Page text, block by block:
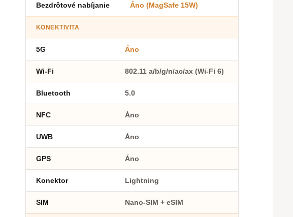
Bezdrôtové nabíjanie Áno (MagSafe 15W)
KONEKTIVITA
5G Áno
Wi-Fi 802.11 a/b/g/n/ac/ax (Wi-Fi 6)
Bluetooth 5.0
NFC Áno
UWB Áno
GPS Áno
Konektor Lightning
SIM Nano-SIM + eSIM